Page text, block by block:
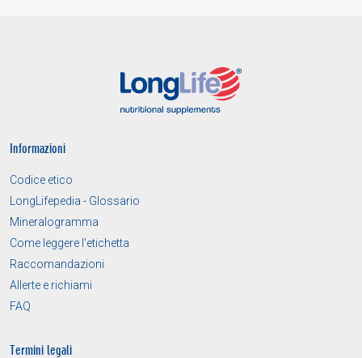
Informazioni
Codice etico
LongLifepedia - Glossario
Mineralogramma
Come leggere l'etichetta
Raccomandazioni
Allerte e richiami
FAQ
Termini legali